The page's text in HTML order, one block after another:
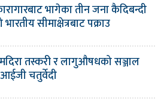
भागेका तीन जना कैदिबन्दी
सीमाक्षेत्रबाट पक्राउ
तस्करी र लागुऔषधको सञ्जाल
चतुर्वेदी